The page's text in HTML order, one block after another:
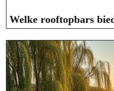
Welke rooftopbars